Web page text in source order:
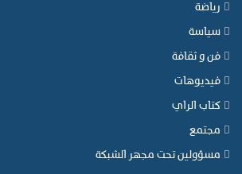
رياضة
سياسة
فن و ثقافة
فيديوهات
كتاب الراي
مجتمع
مسؤولين تحت مجهر الشبكة